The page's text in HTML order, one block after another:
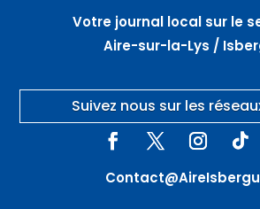
Votre journal local sur le
Aire-sur-la-Lys /
Suivez nous sur les